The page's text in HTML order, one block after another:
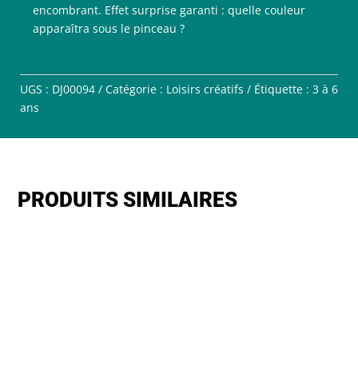
encombrant. Effet surprise garanti : quelle couleur
apparaîtra sous le pinceau ?
UGS : DJ00094 Catégorie : Loisirs créatifs Étiquette : 3 à 6
ans
PRODUITS SIMILAIRES